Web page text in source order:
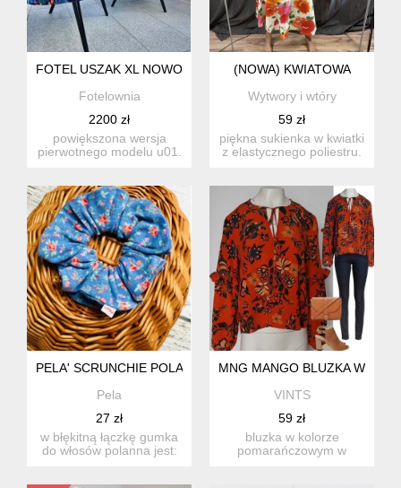
FOTEL USZAK XL NOWOCZESNY SCANDI LOFT
Fotelownia
2200 zł
powiększona wersja
pierwotnego modelu u01.
(NOWA) KWIATOWA
Wytwory i wtóry
59 zł
piękna sukienka w kwiatki
z elastycznego poliestru.
PELA' SCRUNCHIE POLANNA | NIEBIESKA W MAŁE RÓŻE
Pela
27 zł
w błękitną łączkę gumka
do włosów polanna jest:
MNG MANGO BLUZKA W
VINTS
59 zł
bluzka w kolorze
pomarańczowym w